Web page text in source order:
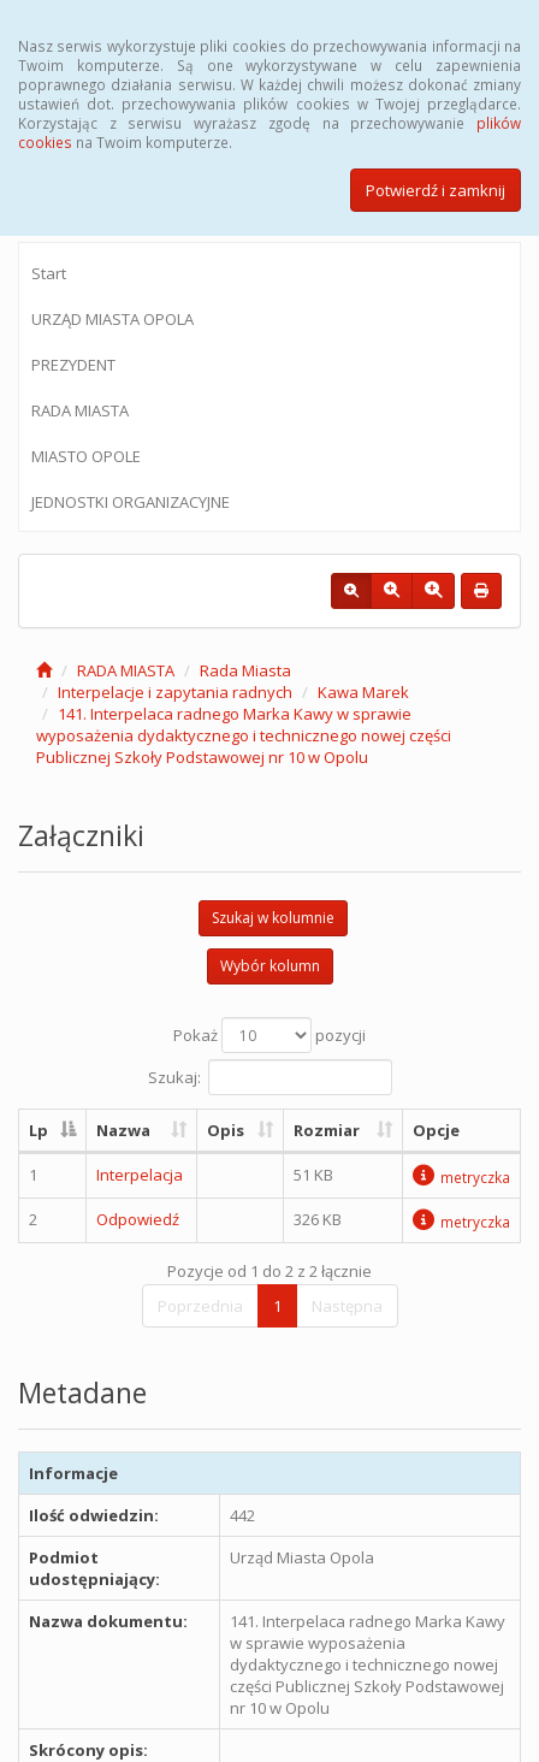
Nasz serwis wykorzystuje pliki cookies do przechowywania informacji na
Twoim komputerze. Są one wykorzystywane w celu zapewnienia
poprawnego działania serwisu. W każdej chwili możesz dokonać zmiany
ustawień dot. przechowywania plików cookies w Twojej przeglądarce.
Korzystając z serwisu wyrażasz zgodę na przechowywanie plików
cookies na Twoim komputerze.
Potwierdź i zamknij
BIULETYN INFORMACJI PUBLICZNEJ
Urzędu Miasta Opola
Start
URZĄD MIASTA OPOLA
PREZYDENT
RADA MIASTA
MIASTO OPOLE
JEDNOSTKI ORGANIZACYJNE
RADA MIASTA
Rada Miasta
Interpelacje i zapytania radnych
Kawa Marek
141. Interpelaca radnego Marka Kawy w sprawie
wyposażenia dydaktycznego i technicznego nowej części
Publicznej Szkoły Podstawowej nr 10 w Opolu
Załączniki
Szukaj w kolumnie
Wybór kolumn
Pokaż
pozycji
Szukaj:
Lp Nazwa Opis Rozmiar Opcje
1 Interpelacja 51 KB metryczka
2 Odpowiedź 326 KB metryczka
Pozycje od 1 do 2 z 2 łącznie
Poprzednia
1 Następna
Metadane
Informacje
Ilość odwiedzin:
442
Podmiot
udostępniający:
Urząd Miasta Opola
Nazwa dokumentu:
141. Interpelaca radnego Marka Kawy
w sprawie wyposażenia
dydaktycznego i technicznego nowej
części Publicznej Szkoły Podstawowej
nr 10 w Opolu
Skrócony opis: